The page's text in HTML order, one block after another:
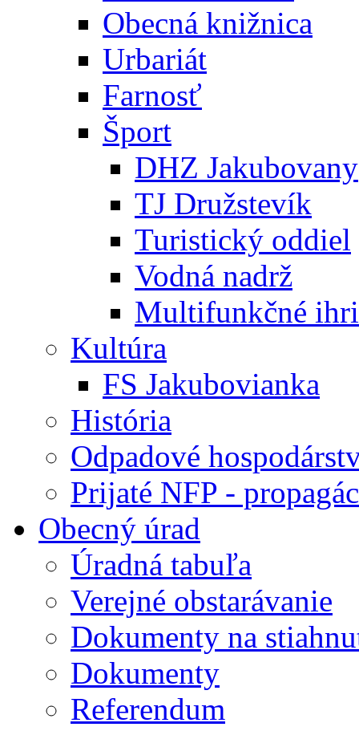
Obecná knižnica
Urbariát
Farnosť
Šport
DHZ Jakubovany
TJ Družstevík
Turistický oddiel
Vodná nadrž
Multifunkčné
Kultúra
FS Jakubovianka
História
Odpadové
Prijaté NFP -
Obecný úrad
Úradná tabuľa
Verejné obstarávanie
Dokumenty na
Dokumenty
Referendum